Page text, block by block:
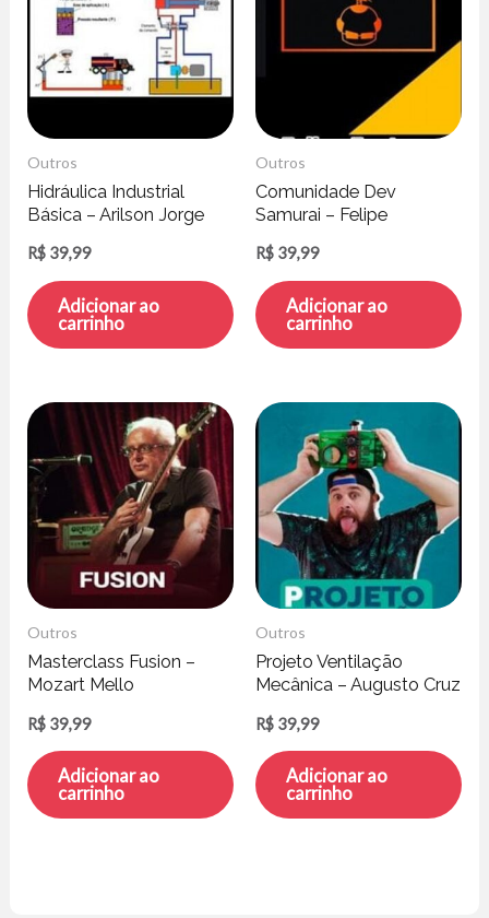
Outros
Hidráulica Industrial
Básica – Arilson Jorge
R$ 39,99
Adicionar ao
carrinho
Outros
Comunidade Dev
Samurai – Felipe
R$ 39,99
Adicionar ao
carrinho
Outros
Masterclass Fusion –
Mozart Mello
R$ 39,99
Adicionar ao
carrinho
Outros
Projeto Ventilação
Mecânica – Augusto Cruz
R$ 39,99
Adicionar ao
carrinho